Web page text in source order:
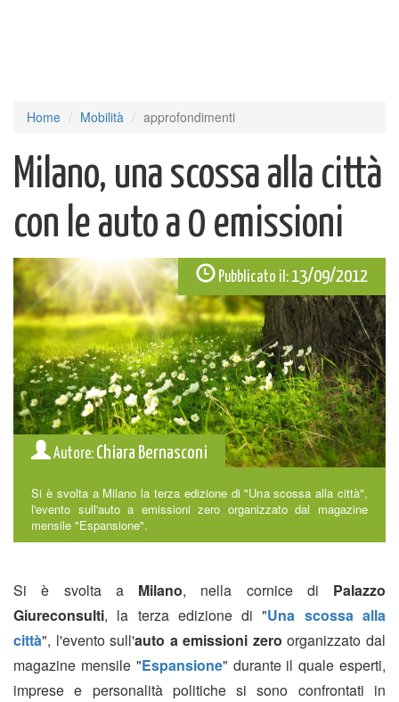
Home Mobilità approfondimenti
Milano, una scossa alla città
con le auto a 0 emissioni
Pubblicato il:13/09/2012
Autore: Chiara Bernasconi
Si è svolta a Milano la terza edizione di "Una scossa alla città",
l'evento sull'auto a emissioni zero organizzato dal magazine
mensile "Espansione".
Si è svolta a Milano, nella cornice di Palazzo
Giureconsulti, la terza edizione di "Una scossa alla
città", l'evento sull'auto a emissioni zeroorganizzato dal
magazine mensile "Espansione" durante il quale esperti,
imprese e personalità politiche si sono confrontati in